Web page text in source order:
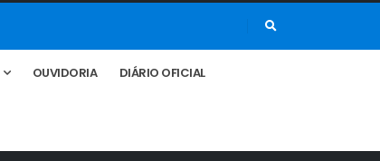
OUVIDORIA DIÁRIO OFICIAL